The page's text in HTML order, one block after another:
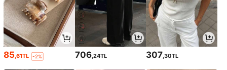
85,61TL -2% 706,24TL 307,30TL